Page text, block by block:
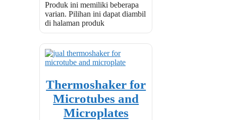
Produk ini memiliki beberapa
varian. Pilihan ini dapat diambil
di halaman produk
Thermoshaker for
Microtubes and
Microplates